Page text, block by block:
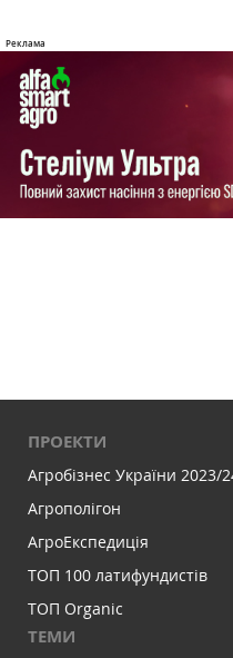
ПРОЕКТИ
Агробізнес України 2023/
Агрополігон
АгроЕкспедиція
ТОП 100 латифундистів
ТОП Organic
ТЕМИ